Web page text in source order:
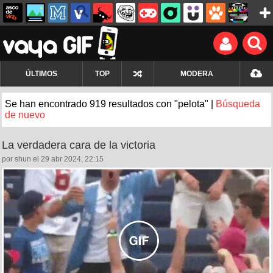
ÚLTIMOS TOP MODERA
Se han encontrado 919 resultados con "pelota" |
Búsqueda
de nuevo
La verdadera cara de la victoria
por shun el 29 abr 2024, 22:15